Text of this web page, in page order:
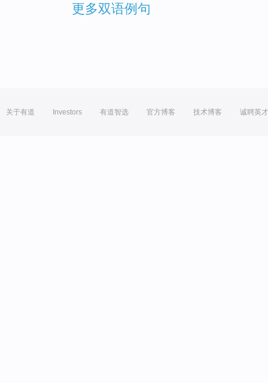
更多双语例句
关于有道 Investors 有道智选 官方博客 技术博客 诚聘英才